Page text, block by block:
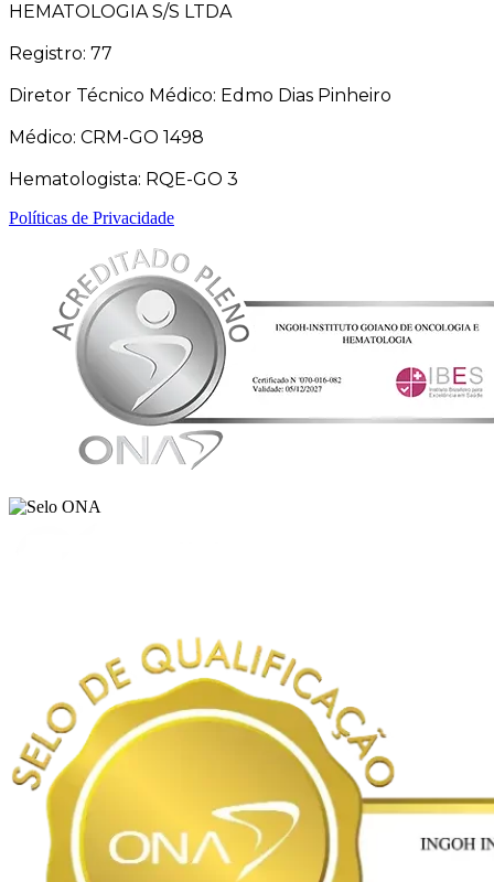
HEMATOLOGIA S/S LTDA
Registro: 77
Diretor Técnico Médico: Edmo Dias Pinheiro
Médico: CRM-GO 1498
Hematologista: RQE-GO 3
Políticas de Privacidade